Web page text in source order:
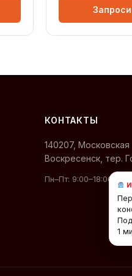
КОНТАКТЫ
140207, Московская
Воскресенск, тер.
Пн–Пт: 9:00–18:00
1